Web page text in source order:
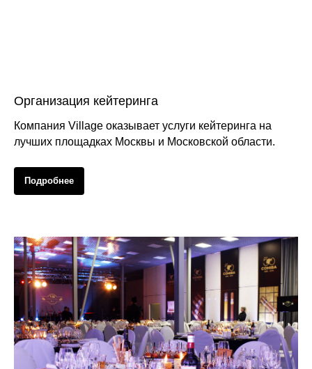
Организация кейтеринга
Компания Village оказывает услуги кейтеринга на
лучших площадках Москвы и Московской области.
Подробнее